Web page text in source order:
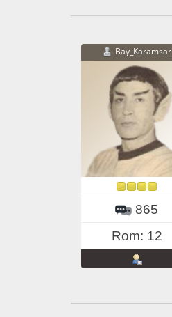
Bay_Karamsar
865
Rom: 12